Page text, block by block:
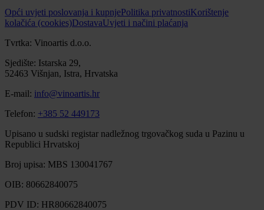
Opći uvjeti poslovanja i kupnjePolitika privatnostiKorištenje
kolačića (cookies)DostavaUvjeti i načini plaćanja
Tvrtka: Vinoartis d.o.o.
Sjedište: Istarska 29,
52463 Višnjan, Istra, Hrvatska
E-mail: info@vinoartis.hr
Telefon: +385 52 449173
Upisano u sudski registar nadležnog trgovačkog suda u Pazinu u
Republici Hrvatskoj
Broj upisa: MBS 130041767
OIB: 80662840075
PDV ID: HR80662840075